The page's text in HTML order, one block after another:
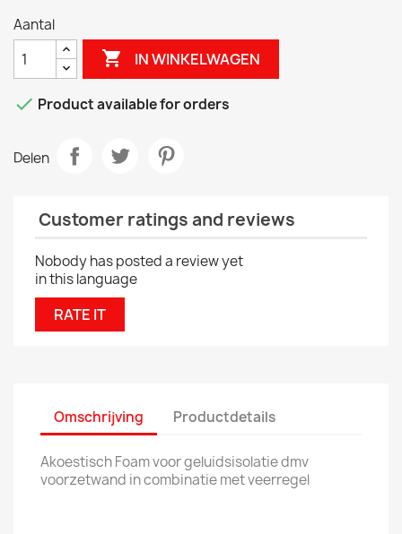
Aantal
 IN WINKELWAGEN
 Product available for orders
Delen
Customer ratings and reviews
Nobody has posted a review yet
in this language
RATE IT
Omschrijving Productdetails
Akoestisch Foam voor geluidsisolatie dmv
voorzetwand in combinatie met veerregel